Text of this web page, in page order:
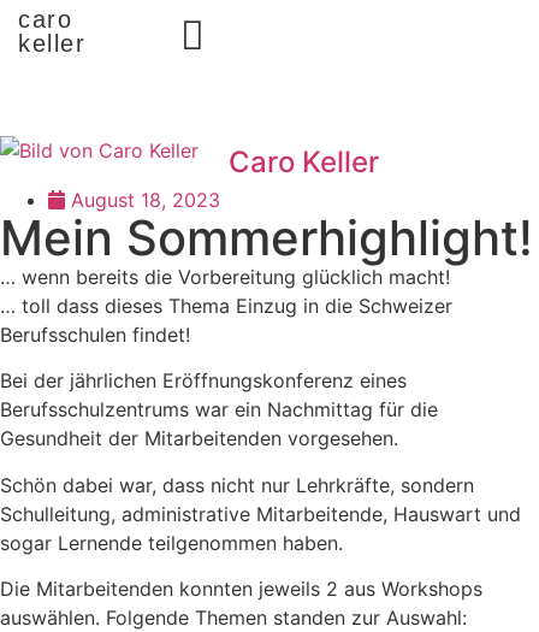
caro
keller
Caro Keller
August 18, 2023
Mein Sommerhighlight!
… wenn bereits die Vorbereitung glücklich macht!
… toll dass dieses Thema Einzug in die Schweizer
Berufsschulen findet!
Bei der jährlichen Eröffnungskonferenz eines
Berufsschulzentrums war ein Nachmittag für die
Gesundheit der Mitarbeitenden vorgesehen.
Schön dabei war, dass nicht nur Lehrkräfte, sondern
Schulleitung, administrative Mitarbeitende, Hauswart und
sogar Lernende teilgenommen haben.
Die Mitarbeitenden konnten jeweils 2 aus Workshops
auswählen. Folgende Themen standen zur Auswahl: